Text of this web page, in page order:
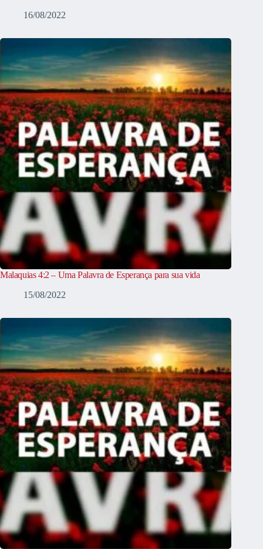
16/08/2022
Malaquias 4:2 – Uma Palavra de Esperança para sua vida
15/08/2022